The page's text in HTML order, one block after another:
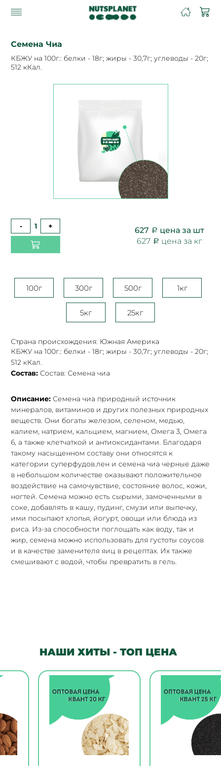
Семена Чиа
КБЖУ на 100г.: белки - 18г; жиры - 30,7г; углеводы - 20г;
512 кКал.
- + 627
цена за шт
627
цена за кг
100г 300г 500г 1кг
5кг 25кг
Страна происхождения: Южная Америка
КБЖУ на 100г.: белки - 18г; жиры - 30,7г; углеводы - 20г;
512 кКал.
Состав: Состав: Семена чиа
Описание: Семена чиа природный источник
минералов, витаминов и других полезных природных
веществ. Они богаты железом, селеном, медью,
калием, натрием, кальцием, магнием, Омега 3, Омега
6, а также клетчаткой и антиоксидантами. Благодаря
такому насыщенном составу они относятся к
категории суперфудов.лен и семена чиа черные даже
в небольшом количестве оказывают положительное
воздействие на самочувствие, состояние волос, кожи,
ногтей. Семена можно есть сырыми, замоченными в
соке, добавлять в кашу, пудинг, смузи или выпечку,
ими посыпают хлопья, йогурт, овощи или блюда из
риса. Из-за способности поглощать как воду, так и
жир, семена можно использовать для густоты соусов
и в качестве заменителя яиц в рецептах. Их также
смешивают с водой, чтобы превратить в гель.
НАШИ ХИТЫ - ТОП ЦЕНА